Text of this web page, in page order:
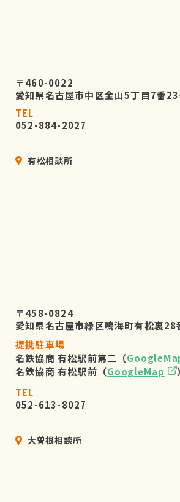
〒460-0022
愛知県名古屋市中区金山5丁目7番
TEL
052-884-2027
有松相談所
〒458-0824
愛知県名古屋市緑区鳴海町有松裏28
提携駐車場
名鉄協商 有松駅前第二（
名鉄協商 有松駅前（GoogleMap
）
TEL
052-613-8027
大曽根相談所